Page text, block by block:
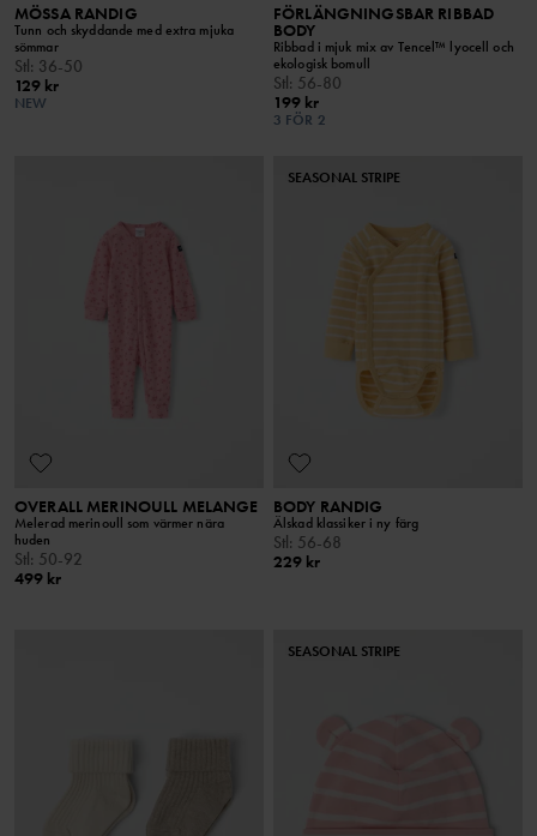
MÖSSA RANDIG
Tunn och skyddande med extra mjuka
sömmar
Stl: 36-50
129 kr
NEW
FÖRLÄNGNINGSBAR RIBBAD
BODY
Ribbad i mjuk mix av Tencel™ lyocell och
ekologisk bomull
Stl: 56-80
199 kr
3 FÖR 2
OVERALL MERINOULL MELANGE
Melerad merinoull som värmer nära
huden
Stl : 50-92
499 kr
SEASONAL STRIPE
BODY RANDIG
Älskad klassiker i ny färg
Stl : 56-68
229 kr
SEASONAL STRIPE